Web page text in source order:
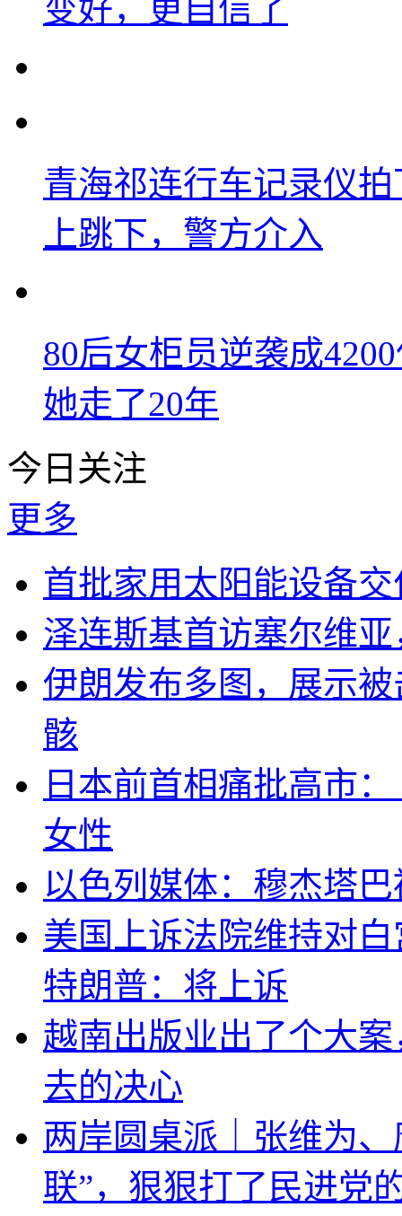
变好，更自信了
青海祁连行车记录仪
上跳下，警方介入
80后女柜员逆袭成
她走了20年
今日关注
更多
首批家用太阳能设备
泽连斯基首访塞尔维
伊朗发布多图，展示
骸
日本前首相痛批高市
女性
以色列媒体：穆杰塔
美国上诉法院维持对
特朗普：将上诉
越南出版业出了个大
去的决心
两岸圆桌派｜张维为
联”，狠狠打了民进党